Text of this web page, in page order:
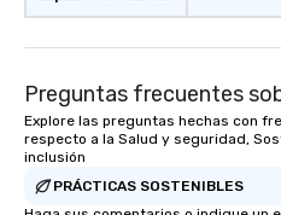
Preguntas frecuentes
Explore las preguntas hechas con
respecto a la Salud y seguridad,
inclusión
PRÁCTICAS SOSTENIBLES